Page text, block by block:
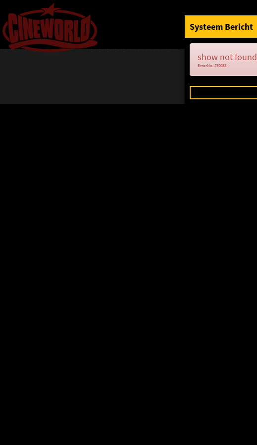
Systeem Bericht
show not found
ErrorNo. 270083